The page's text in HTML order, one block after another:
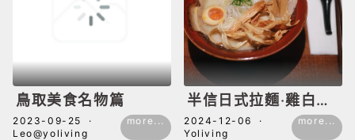
鳥取美食名物篇
2023-09-25
·
Leo@yoliving
more...
半信日式拉麵‧雞白湯
(北山店)
2024-12-06
·
Yoliving
more...